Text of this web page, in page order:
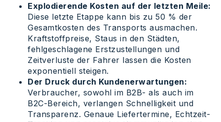
Explodierende Kosten auf der letzten Meile:
Diese letzte Etappe kann bis zu 50 % der
Gesamtkosten des Transports ausmachen.
Kraftstoffpreise, Staus in den Städten,
fehlgeschlagene Erstzustellungen und
Zeitverluste der Fahrer lassen die Kosten
exponentiell steigen.
Der Druck durch Kundenerwartungen:
Verbraucher, sowohl im B2B- als auch im
B2C-Bereich, verlangen Schnelligkeit und
Transparenz. Genaue Liefertermine, Echtzeit-